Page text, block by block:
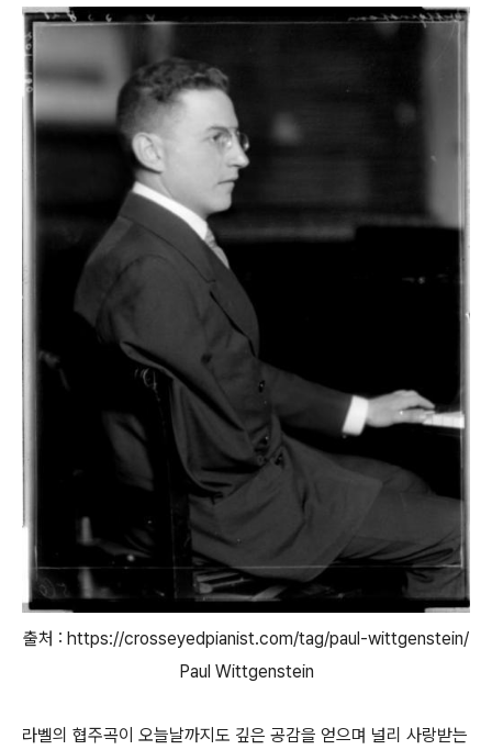
출처 : https://crosseyedpianist.com/tag/paul-wittgenstein/
Paul Wittgenstein
라벨의 협주곡이 오늘날까지도 깊은 공감을 얻으며 널리 사랑받는